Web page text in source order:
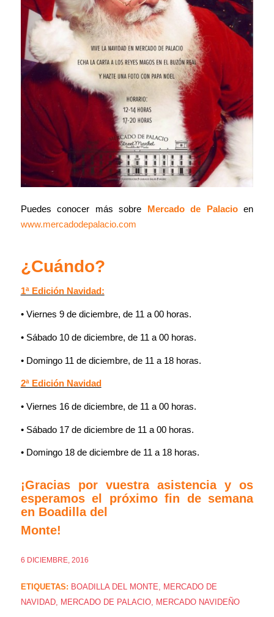
Puedes conocer más sobre Mercado de Palacio en
www.mercadodepalacio.com
¿Cuándo?
1ª Edición Navidad:
• Viernes 9 de diciembre, de 11 a 00 horas.
• Sábado 10 de diciembre, de 11 a 00 horas.
• Domingo 11 de diciembre, de 11 a 18 horas.
2ª Edición Navidad
• Viernes 16 de diciembre, de 11 a 00 horas.
• Sábado 17 de diciembre de 11 a 00 horas.
• Domingo 18 de diciembre de 11 a 18 horas.
¡Gracias por vuestra asistencia y os
esperamos el próximo fin de semana
en Boadilla del
Monte!
6 DICIEMBRE, 2016
ETIQUETAS: BOADILLA DEL MONTE, MERCADO DE
NAVIDAD, MERCADO DE PALACIO, MERCADO NAVIDEÑO